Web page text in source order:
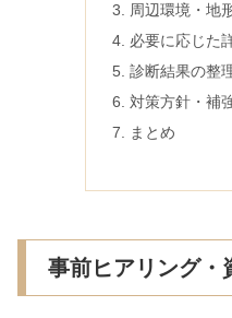
周辺環境・地
必要に応じた
診断結果の整
対策方針・補
まとめ
事前ヒアリング・